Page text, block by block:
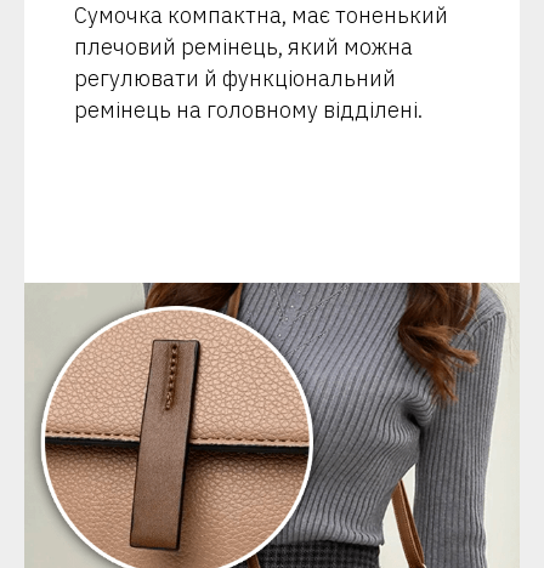
Сумочка компактна, має тоненький
плечовий ремінець, який можна
регулювати й функціональний
ремінець на головному відділені.